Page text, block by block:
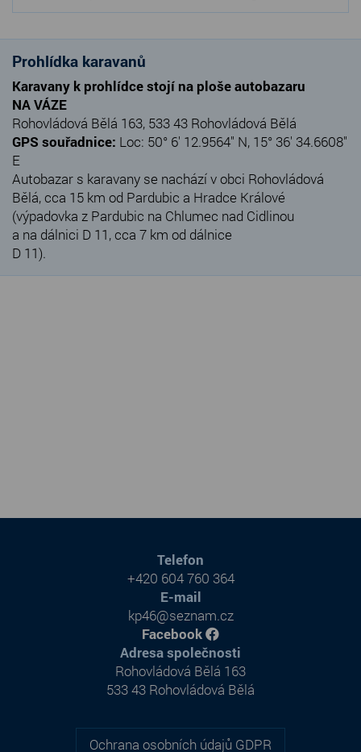
Prohlídka karavanů
Karavany k prohlídce stojí na ploše autobazaru
NA VÁZE
Rohovládová Bělá 163, 533 43 Rohovládová Bělá
GPS souřadnice: Loc: 50° 6' 12.9564" N, 15° 36' 34.6608"
E
Autobazar s karavany se nachází v obci Rohovládová
Bělá, cca 15 km od Pardubic a Hradce Králové
(výpadovka z Pardubic na Chlumec nad Cidlinou
a na dálnici D 11, cca 7 km od dálnice
D 11).
Ochrana osobních údajů GDPR
Adresa společnosti
Rohovládová Bělá 163
533 43 Rohovládová Bělá
Telefon
+420 604 760 364
E-mail
kp46@seznam.cz
Facebook